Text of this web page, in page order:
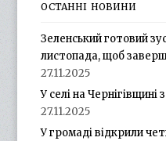
ОСТАННІ НОВИНИ
Зеленський готовий
листопада, щоб
27.11.2025
У селі на
27.11.2025
У громаді відкрили